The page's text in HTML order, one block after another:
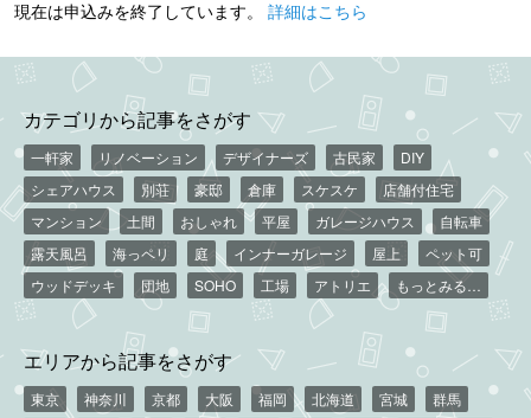
現在は申込みを終了しています。 詳細はこちら
カテゴリから記事をさがす
一軒家 リノベーション デザイナーズ 古民家
DIY
シェアハウス
別荘 豪邸 倉庫 スケスケ
店舗付住宅
マンション
土間 おしゃれ 平屋 ガレージハウス
自転車
露天風呂
海っペリ 庭 インナーガレージ 屋上
ペット可
ウッドデッキ
団地 SOHO 工場 アトリエ もっとみる…
エリアから記事をさがす
東京 神奈川 京都 大阪 福岡 北海道 宮城
群馬